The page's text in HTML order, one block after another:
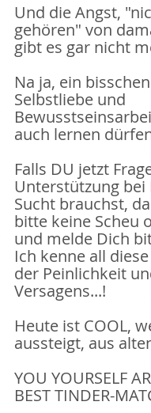
Und die Angst,
gehören" von
gibt es gar nicht
Na ja, ein
Selbstliebe und
auch lernen
Falls DU jetzt
Unterstützung bei
Sucht brauchst,
bitte keine Scheu
und melde Dich
Ich kenne all
der Peinlichkeit
Versagens...!
Heute ist COOL,
aussteigt, aus
YOU YOURSELF
BEST TINDER-